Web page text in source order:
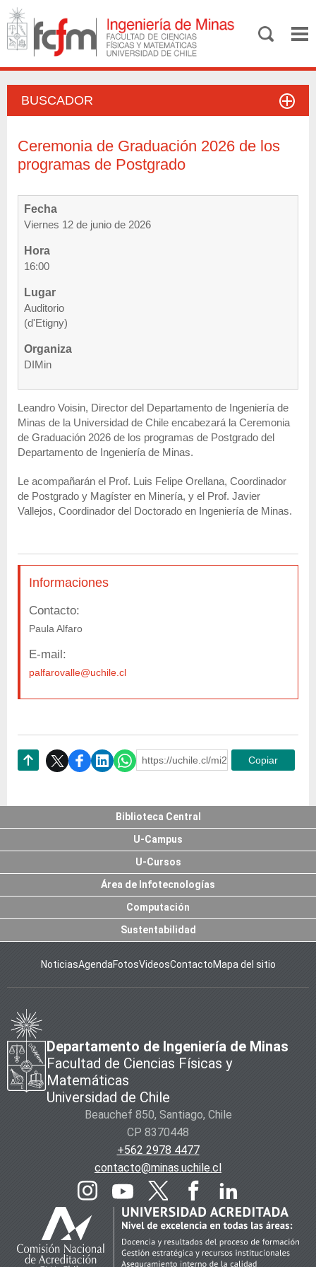
BUSCADOR
Ceremonia de Graduación 2026 de los
programas de Postgrado
Informaciones
Contacto:
Paula Alfaro
E-mail:
palfarovalle@uchile.cl
Fecha
Viernes 12 de junio de 2026
Hora
16:00
Lugar
Auditorio
(d'Etigny)
Organiza
DIMin
Leandro Voisin, Director del Departamento de Ingeniería de
Minas de la Universidad de Chile encabezará la Ceremonia
de Graduación 2026 de los programas de Postgrado del
Departamento de Ingeniería de Minas.
Le acompañarán el Prof. Luis Felipe Orellana, Coordinador
de Postgrado y Magíster en Minería, y el Prof. Javier
Vallejos, Coordinador del Doctorado en Ingeniería de Minas.
https://uchile.cl/mi240124Copiar
Biblioteca Central
U-Campus
U-Cursos
Área de Infotecnologías
Computación
Sustentabilidad
NoticiasAgendaFotosVideosContactoMapa del sitio
Departamento de Ingeniería de Minas
Facultad de Ciencias Físicas y
Matemáticas
Universidad de Chile
Beauchef 850, Santiago, Chile
CP 8370448
+562 2978 4477
contacto@minas.uchile.cl